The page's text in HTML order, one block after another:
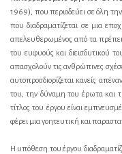
1969), που περιοδεύει σε όλη
που διαδραματίζεται σε μια
απελευθερωμένος από τα
του ευφυούς και διεισδυτικού
απασχολούν τις ανθρώπινες
αυτοπροσδιορίζεται κανείς
του, την δύναμη του έρωτα και
τίτλος του έργου είναι
φέρει μια γοητευτική και
Η υπόθεση του έργου